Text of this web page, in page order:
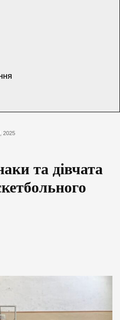
2025
та дівчата